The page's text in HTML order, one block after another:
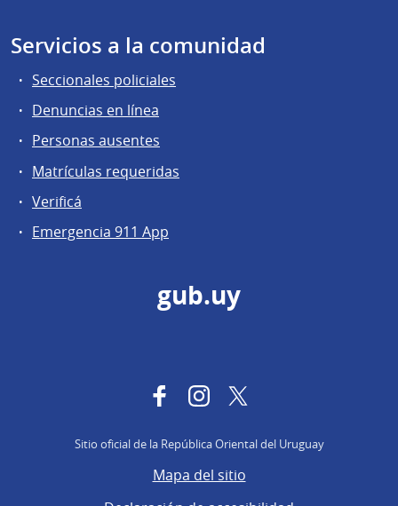
Servicios a la comunidad
Seccionales policiales
Denuncias en línea
Personas ausentes
Matrículas requeridas
Verificá
Emergencia 911 App
gub.uy
FacebookInstagram
Sitio oficial de la República Oriental del Uruguay
Mapa del sitio